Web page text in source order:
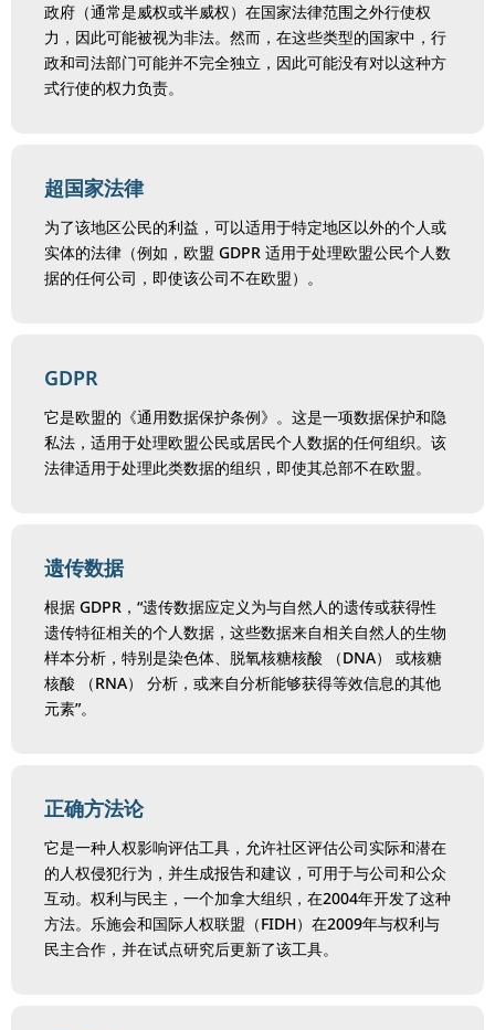
政府（通常是威权或半威权）在国家法律范围之外行使权
力，因此可能被视为非法。然而，在这些类型的国家中，行
政和司法部门可能并不完全独立，因此可能没有对以这种方
式行使的权力负责。
超国家法律
为了该地区公民的利益，可以适用于特定地区以外的个人或
实体的法律（例如，欧盟 GDPR 适用于处理欧盟公民个人数
据的任何公司，即使该公司不在欧盟）。
GDPR
它是欧盟的《通用数据保护条例》。这是一项数据保护和隐
私法，适用于处理欧盟公民或居民个人数据的任何组织。该
法律适用于处理此类数据的组织，即使其总部不在欧盟。
遗传数据
根据 GDPR，“遗传数据应定义为与自然人的遗传或获得性
遗传特征相关的个人数据，这些数据来自相关自然人的生物
样本分析，特别是染色体、脱氧核糖核酸 （DNA） 或核糖
核酸 （RNA） 分析，或来自分析能够获得等效信息的其他
元素”。
正确方法论
它是一种人权影响评估工具，允许社区评估公司实际和潜在
的人权侵犯行为，并生成报告和建议，可用于与公司和公众
互动。权利与民主，一个加拿大组织，在2004年开发了这种
方法。乐施会和国际人权联盟（FIDH）在2009年与权利与
民主合作，并在试点研究后更新了该工具。